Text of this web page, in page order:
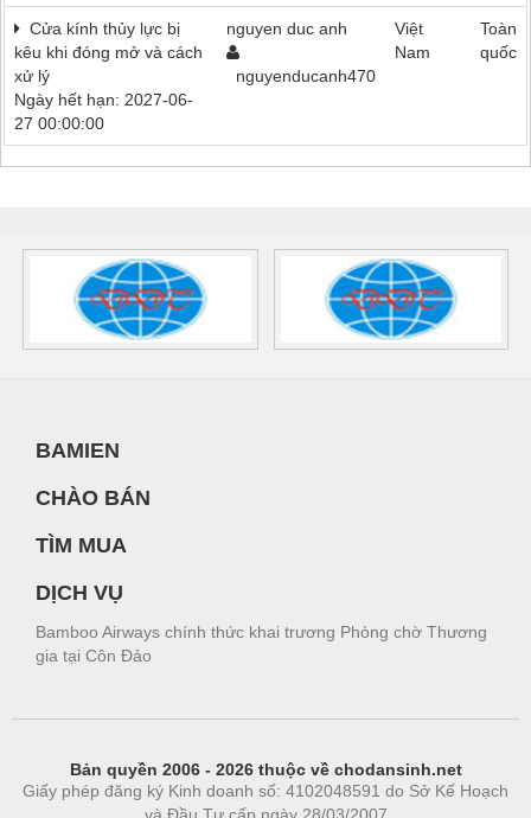
Cửa kính thủy lực bị
kêu khi đóng mở và cách
xử lý
Ngày hết hạn: 2027-06-
27 00:00:00
nguyen duc anh
nguyenducanh470
Việt
Nam
Toàn
quốc
BAMIEN
CHÀO BÁN
TÌM MUA
DỊCH VỤ
Bamboo Airways chính thức khai trương Phòng chờ Thương
gia tại Côn Đảo
Bản quyền 2006 - 2026 thuộc về chodansinh.net
Giấy phép đăng ký Kinh doanh số: 4102048591 do Sở Kế Hoạch